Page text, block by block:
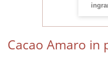
Cacao Amaro in